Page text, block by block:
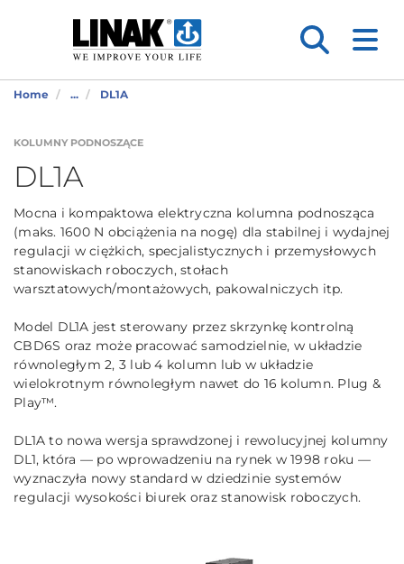
Home ... DL1A
KOLUMNY PODNOSZĄCE
DL1A
Mocna i kompaktowa elektryczna kolumna podnosząca
(maks. 1600 N obciążenia na nogę) dla stabilnej i wydajnej
regulacji w ciężkich, specjalistycznych i przemysłowych
stanowiskach roboczych, stołach
warsztatowych/montażowych, pakowalniczych itp.
Model DL1A jest sterowany przez skrzynkę kontrolną
CBD6S oraz może pracować samodzielnie, w układzie
równoległym 2, 3 lub 4 kolumn lub w układzie
wielokrotnym równoległym nawet do 16 kolumn. Plug &
Play™.
DL1A to nowa wersja sprawdzonej i rewolucyjnej kolumny
DL1, która — po wprowadzeniu na rynek w 1998 roku —
wyznaczyła nowy standard w dziedzinie systemów
regulacji wysokości biurek oraz stanowisk roboczych.